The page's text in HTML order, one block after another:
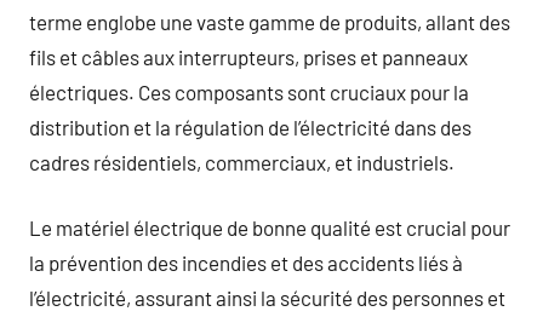
terme englobe une vaste gamme de produits, allant des
fils et câbles aux interrupteurs, prises et panneaux
électriques. Ces composants sont cruciaux pour la
distribution et la régulation de l’électricité dans des
cadres résidentiels, commerciaux, et industriels.
Le matériel électrique de bonne qualité est crucial pour
la prévention des incendies et des accidents liés à
l’électricité, assurant ainsi la sécurité des personnes et